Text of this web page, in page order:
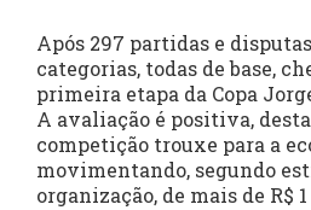
Após 297 partidas e
categorias, todas de base,
primeira etapa da Copa
A avaliação é positiva,
competição trouxe para a
movimentando, segundo
organização, de mais de R$